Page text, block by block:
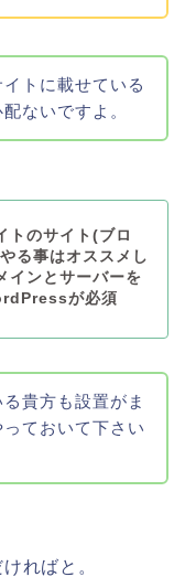
トに載せている
ないですよ。
トのサイト(ブロ
る事はオススメし
インとサーバーを
が必須
貴方も設置がま
ておいて下さい
ればと。